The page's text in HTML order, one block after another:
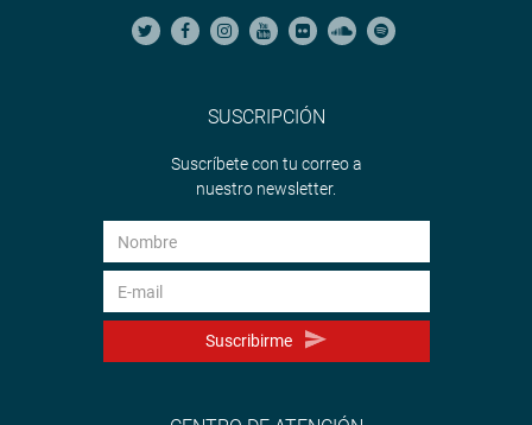
SUSCRIPCIÓN
Suscríbete con tu correo a
nuestro newsletter.
Suscribirme